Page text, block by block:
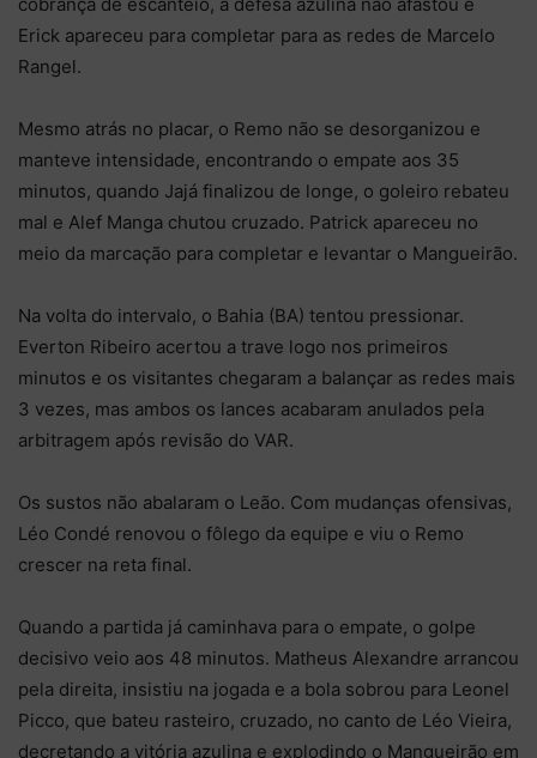
Erick apareceu para completar para as redes de Marcelo
Rangel.
Mesmo atrás no placar, o Remo não se desorganizou e
manteve intensidade, encontrando o empate aos 35
minutos, quando Jajá finalizou de longe, o goleiro rebateu
mal e Alef Manga chutou cruzado. Patrick apareceu no
meio da marcação para completar e levantar o Mangueirão.
Na volta do intervalo, o Bahia (BA) tentou pressionar.
Everton Ribeiro acertou a trave logo nos primeiros
minutos e os visitantes chegaram a balançar as redes mais
3 vezes, mas ambos os lances acabaram anulados pela
arbitragem após revisão do VAR.
Os sustos não abalaram o Leão. Com mudanças ofensivas,
Léo Condé renovou o fôlego da equipe e viu o Remo
crescer na reta final.
Quando a partida já caminhava para o empate, o golpe
decisivo veio aos 48 minutos. Matheus Alexandre arrancou
pela direita, insistiu na jogada e a bola sobrou para Leonel
Picco, que bateu rasteiro, cruzado, no canto de Léo Vieira,
decretando a vitória azulina e explodindo o Mangueirão em